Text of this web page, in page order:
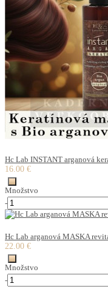
Hc Lab INSTANT arganová
16.00 €
Množstvo
-
Hc Lab arganová MASKA
22.00 €
Množstvo
-